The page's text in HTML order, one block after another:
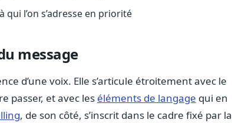
qui l’on s’adresse en priorité
message
d’une voix. Elle s’articule étroitement avec le
passer, et avec les éléments de langage qui en
, de son côté, s’inscrit dans le cadre fixé par la